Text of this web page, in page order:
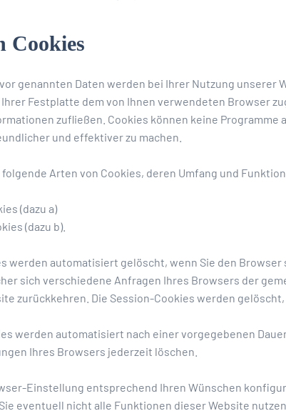
Cookies
genannten Daten werden bei Ihrer Nutzung
Festplatte dem von Ihnen verwendeten Browser
zufließen. Cookies können keine
und effektiver zu machen.
Arten von Cookies, deren Umfang und
(dazu a)
(dazu b).
werden automatisiert gelöscht, wenn Sie den
sich verschiedene Anfragen Ihres Browsers der
zurückkehren. Die Session-Cookies werden
werden automatisiert nach einer vorgegebenen
Ihres Browsers jederzeit löschen.
Einstellung entsprechend Ihren Wünschen
eventuell nicht alle Funktionen dieser Website